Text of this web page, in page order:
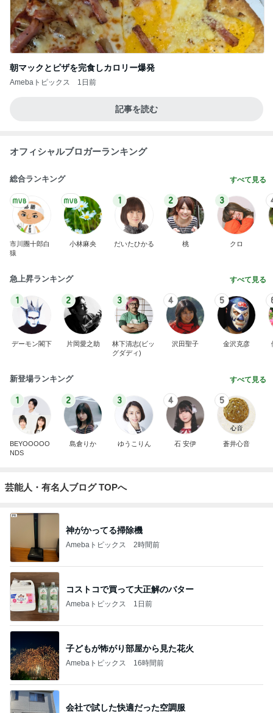
朝マックとピザを完食しカロリー爆発
Amebaトピックス 1日前
記事を読む
オフィシャルブロガーランキング
総合ランキング すべて見る
市川團十郎白
猿
小林麻央
1
だいたひかる
2
桃
3
クロ
急上昇ランキング すべて見る
1
デーモン閣下
2
片岡愛之助
3
林下清志(ビッ
グダディ)
4
沢田聖子
5
金沢克彦
新登場ランキング すべて見る
1
BEYOOOOO
NDS
2
島倉りか
3
ゆうこりん
4
石 安伊
5
蒼井心音
芸能人・有名人ブログ TOPへ
神がかってる掃除機
Amebaトピックス 2時間前
コストコで買って大正解のバター
Amebaトピックス 1日前
子どもが怖がり部屋から見た花火
Amebaトピックス 16時間前
会社で試した快適だった空調服